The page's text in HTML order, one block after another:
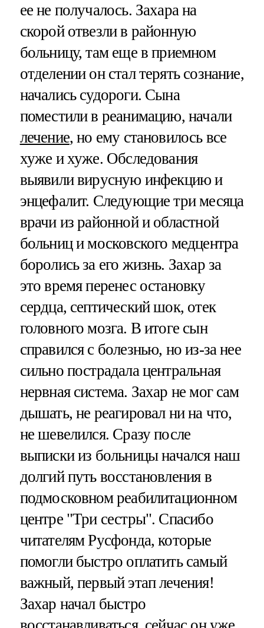
ее не получалось. Захара на
скорой отвезли в районную
больницу, там еще в приемном
отделении он стал терять сознание,
начались судороги. Сына
поместили в реанимацию, начали
лечение, но ему становилось все
хуже и хуже. Обследования
выявили вирусную инфекцию и
энцефалит. Следующие три месяца
врачи из районной и областной
больниц и московского медцентра
боролись за его жизнь. Захар за
это время перенес остановку
сердца, септический шок, отек
головного мозга. В итоге сын
справился с болезнью, но из-за нее
сильно пострадала центральная
нервная система. Захар не мог сам
дышать, не реагировал ни на что,
не шевелился. Сразу после
выписки из больницы начался наш
долгий путь восстановления в
подмосковном реабилитационном
центре "Три сестры". Спасибо
читателям Русфонда, которые
помогли быстро оплатить самый
важный, первый этап лечения!
Захар начал быстро